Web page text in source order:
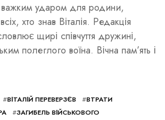
важким ударом для родини,
хто знав Віталія. Редакція
щирі співчуття дружині,
полеглого воїна. Вічна пам’ять і
#ВІТАЛІЙ ПЕРЕВЕРЗЄВ #ВТРАТИ
#ЗАГИБЕЛЬ ВІЙСЬКОВОГО